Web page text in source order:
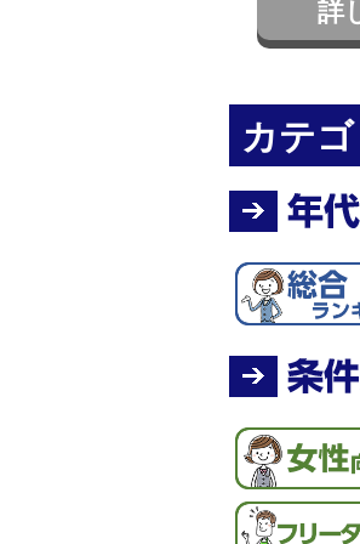
詳
カテ